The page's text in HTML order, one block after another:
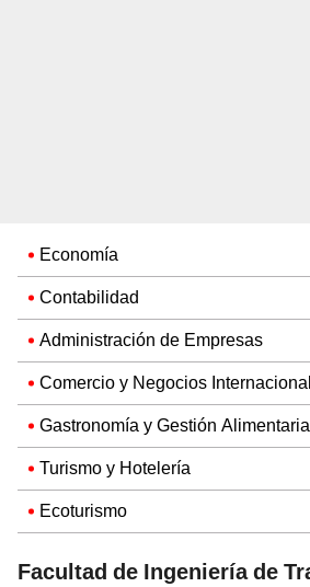
Economía
Contabilidad
Administración de Empresas
Comercio y Negocios
Gastronomía y Gestión Alimentaria
Turismo y Hotelería
Ecoturismo
Facultad de Ingeniería de